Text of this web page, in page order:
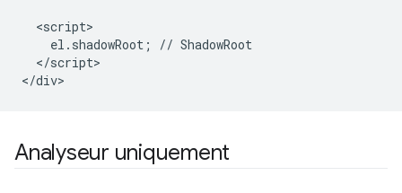
  <script>
    el.shadowRoot; // ShadowRoot
  </script>
Analyseur uniquement